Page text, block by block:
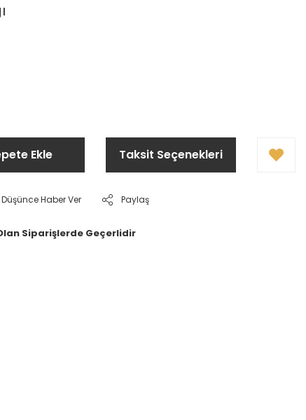
Ekle Taksit Seçenekleri
Düşünce Haber Ver Paylaş
Siparişlerde Geçerlidir